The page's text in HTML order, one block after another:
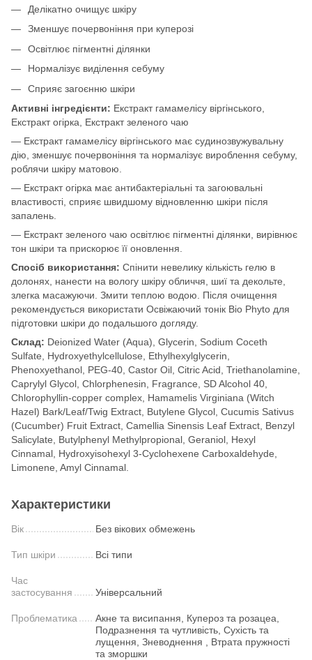
Делікатно очищує шкіру
Зменшує почервоніння при куперозі
Освітлює пігментні ділянки
Нормалізує виділення себуму
Сприяє загоєнню шкіри
Активні інгредієнти: Екстракт гамамелісу віргінського,
Екстракт огірка, Екстракт зеленого чаю
— Екстракт гамамелісу віргінського має судинозвужувальну
дію, зменшує почервоніння та нормалізує вироблення себуму,
роблячи шкіру матовою.
— Екстракт огірка має антибактеріальні та загоювальні
властивості, сприяє швидшому відновленню шкіри після
запалень.
— Екстракт зеленого чаю освітлює пігментні ділянки, вирівнює
тон шкіри та прискорює її оновлення.
Спосіб використання: Спінити невелику кількість гелю в
долонях, нанести на вологу шкіру обличчя, шиї та декольте,
злегка масажуючи. Змити теплою водою. Після очищення
рекомендується використати Освіжаючий тонік Bio Phyto для
підготовки шкіри до подальшого догляду.
Склад: Deionized Water (Aqua), Glycerin, Sodium Coceth
Sulfate, Hydroxyethylcellulose, Ethylhexylglycerin,
Phenoxyethanol, PEG-40, Castor Oil, Citric Acid, Triethanolamine,
Caprylyl Glycol, Chlorphenesin, Fragrance, SD Alcohol 40,
Chlorophyllin-copper complex, Hamamelis Virginiana (Witch
Hazel) Bark/Leaf/Twig Extract, Butylene Glycol, Cucumis Sativus
(Cucumber) Fruit Extract, Camellia Sinensis Leaf Extract, Benzyl
Salicylate, Butylphenyl Methylpropional, Geraniol, Hexyl
Cinnamal, Hydroxyisohexyl 3-Cyclohexene Carboxaldehyde,
Limonene, Amyl Cinnamal.
Характеристики
Вік Без вікових обмежень
Тип шкіри Всі типи
Час
застосування
Універсальний
Проблематика
Акне та висипання, Купероз та розацеа,
Подразнення та чутливість, Сухість та
лущення, Зневоднення , Втрата пружності
та зморшки